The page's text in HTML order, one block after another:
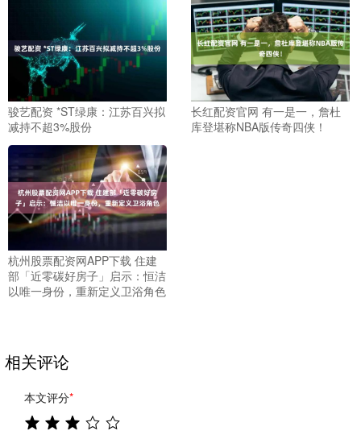
骏艺配资 *ST绿康：江苏百兴拟
减持不超3%股份
长红配资官网 有一是一，詹杜
库登堪称NBA版传奇四侠！
杭州股票配资网APP下载 住建
部「近零碳好房子」启示：恒洁
以唯一身份，重新定义卫浴角色
相关评论
本文评分*